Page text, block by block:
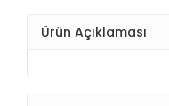
Ürün Açıklaması